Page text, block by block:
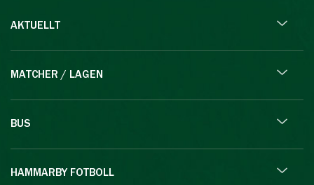
AKTUELLT
MATCHER / LAGEN
BUS
HAMMARBY FOTBOLL